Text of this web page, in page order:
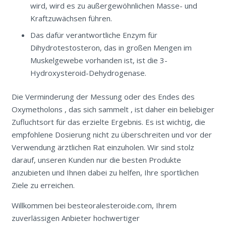
wird, wird es zu außergewöhnlichen Masse- und
Kraftzuwächsen führen.
Das dafür verantwortliche Enzym für
Dihydrotestosteron, das in großen Mengen im
Muskelgewebe vorhanden ist, ist die 3-
Hydroxysteroid-Dehydrogenase.
Die Verminderung der Messung oder des Endes des
Oxymetholons , das sich sammelt , ist daher ein beliebiger
Zufluchtsort für das erzielte Ergebnis. Es ist wichtig, die
empfohlene Dosierung nicht zu überschreiten und vor der
Verwendung ärztlichen Rat einzuholen. Wir sind stolz
darauf, unseren Kunden nur die besten Produkte
anzubieten und Ihnen dabei zu helfen, Ihre sportlichen
Ziele zu erreichen.
Willkommen bei besteoralesteroide.com, Ihrem
zuverlässigen Anbieter hochwertiger